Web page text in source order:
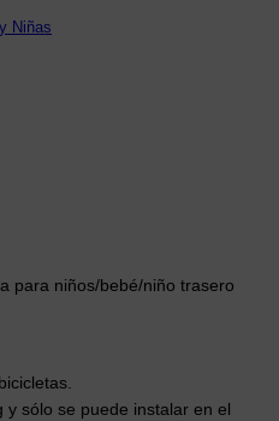
Niñas
para niños/bebé/niño trasero
sólo se puede instalar en el